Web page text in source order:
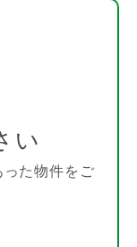
い
た物件をご